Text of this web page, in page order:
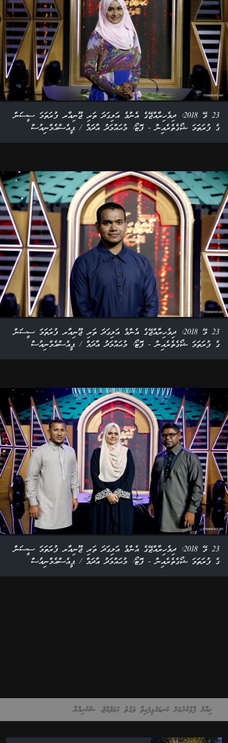
23 މޭ 2018: ދިވެހިރާއްޖޭގެ އެންމެ އަލިގަދަ ތަރި ޖޫނިއާރ ފުރަތަމަ ސީސަން
ގެ ފުރަތަމަ ޝޯގެތެރެއިން - ފޮޓޯ: މުޙައްމަދު އާދަމް / ޕީއެސްއެމްނިއުސް
23 މޭ 2018: ދިވެހިރާއްޖޭގެ އެންމެ އަލިގަދަ ތަރި ޖޫނިއާރ ފުރަތަމަ ސީސަން
ގެ ފުރަތަމަ ޝޯގެތެރެއިން - ފޮޓޯ: މުޙައްމަދު އާދަމް / ޕީއެސްއެމްނިއުސް
23 މޭ 2018: ދިވެހިރާއްޖޭގެ އެންމެ އަލިގަދަ ތަރި ޖޫނިއާރ ފުރަތަމަ ސީސަން
ގެ ފުރަތަމަ ޝޯގެތެރެއިން - ފޮޓޯ: މުޙައްމަދު އާދަމް / ޕީއެސްއެމްނިއުސް
ޚިޔާލު ފާޅުކުރުމަށް ކަނޑައެޅިފައިވާ ވަގުތު ހަމަވެއްޖެ، ޝުކުރިއްޔާ